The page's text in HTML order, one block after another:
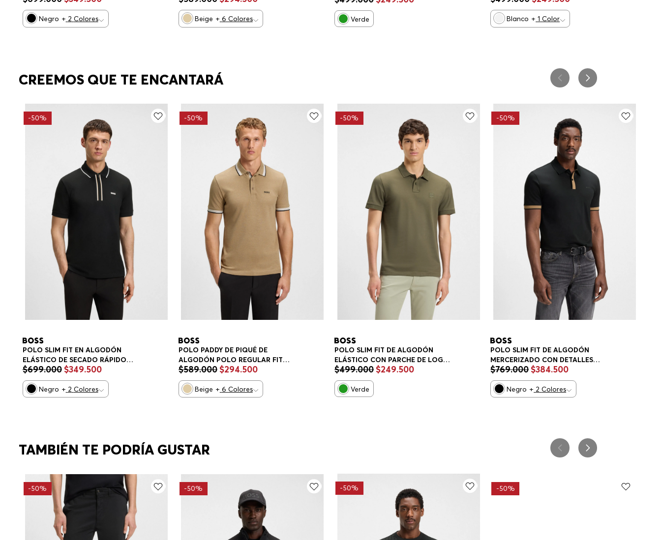
Negro + 2 Colores Beige + 6 Colores Verde Blanco + 1 Color
CREEMOS QUE TE ENCANTARÁ
-50%
POLO SLIM FIT EN ALGODÓN
ELÁSTICO DE SECADO RÁPIDO
POLO SLIM FIT HOMBRE
$699.000 $349.500
Negro + 2 Colores
-50%
POLO PADDY DE PIQUÉ DE
ALGODÓN POLO REGULAR FIT
HOMBRE
$589.000 $294.500
Beige + 6 Colores
-50%
POLO SLIM FIT DE ALGODÓN
ELÁSTICO CON PARCHE DE LOGO
POLO SLIM FIT HOMBRE
$499.000 $249.500
Verde
-50%
POLO SLIM FIT DE ALGODÓN
MERCERIZADO CON DETALLES
ESTRUCTURADOS POLO SLIM FIT
HOMBRE
$769.000 $384.500
Negro + 2 Colores
TAMBIÉN TE PODRÍA GUSTAR
-50% -50% -50% -50%